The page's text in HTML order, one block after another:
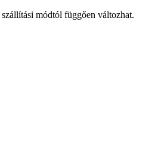
módtól függően változhat.